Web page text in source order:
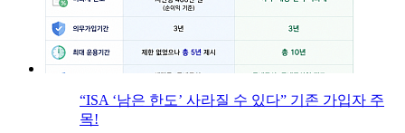
“ISA ‘남은 한도’ 사라질 수 있다” 기존 가입자 주
목!